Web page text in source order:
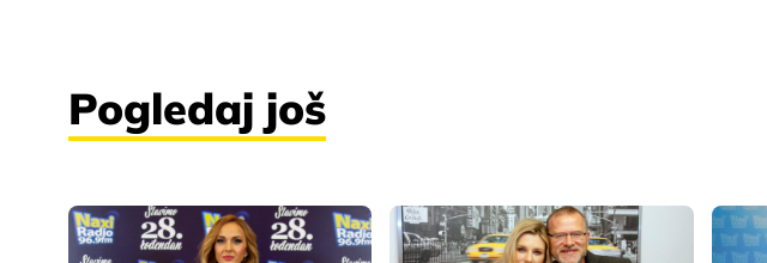
Pogledaj još